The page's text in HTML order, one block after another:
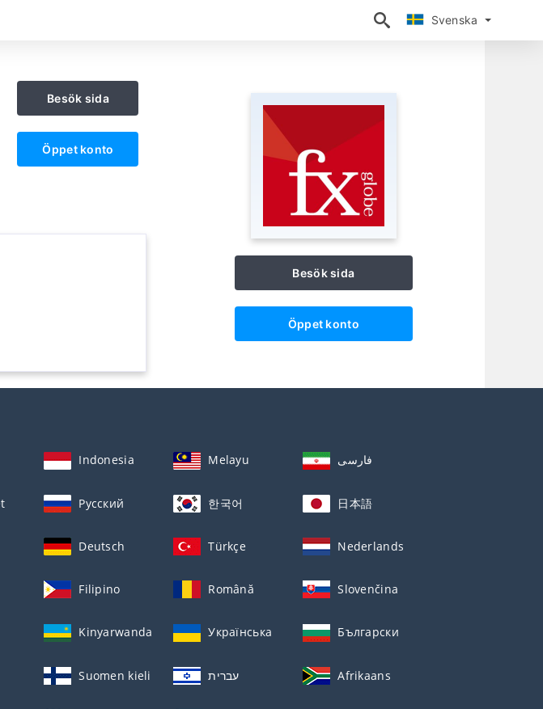
Svenska
Svenska
Besök sida
Öppet konto
Besök sida
Öppet konto
Indonesia Melayu فارسی
Русский 한국어 日本語
Deutsch Türkçe Nederlands
Filipino Română Slovenčina
Kinyarwanda Українська Български
Suomen kieli עברית Afrikaans